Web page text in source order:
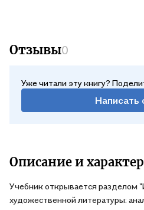
Отзывы0
Уже читали эту книгу?
Написать
Описание и
Учебник открывается разделом
художественной литературы: